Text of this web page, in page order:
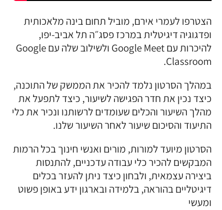
הצטרפו לעמרי אירם, מוביל תחום בינה מלאכותית
ופדגוגיה דיגיטלית במרכז פסג״ה תל אביב-יפו,
להיכרות עם Google Meet ולשילוב שלה עם Google
Classroom.
במהלך הסרטון נלמד להכיר את הממשק של התוכנה,
כיצד נכין את חדר הפגישה לשיעור, כיצד לתפעל את
מהלך השיעור והכלים שעומדים לרשותנו ונכיר את כלי
התיעוד והסיכום שיעור לאחר השיעור שלנו.
הסרטון מיועד למורות, מורים ואנשי חינוך בכל הרמות
המבקשים להכיר כלי עבודה עדכניים, להתנסות
ביצירה עצמאית, ולבחון כיצד ניתן להעזר בכלים
דיגיטליים בהוראה, בלמידה ובארגון ידע באופן פשוט
ומעשי